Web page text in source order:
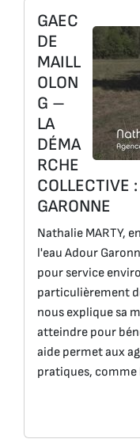
GAEC
DE
MAILL
OLON
G –
LA
DÉMA
RCHE
COLLECTIVE
GARONNE
Nathalie MARTY,
l'eau Adour
pour service
particulièrement
nous explique sa
atteindre pour
aide permet aux
pratiques, comme